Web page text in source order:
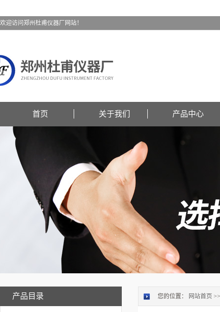
欢迎访问郑州杜甫仪器厂网站！
首页 关于我们 产品中心
产品目录 您的位置： 网站首页